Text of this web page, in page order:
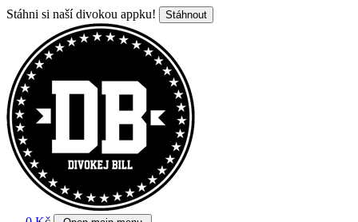
Stáhni si naší divokou appku! Stáhnout